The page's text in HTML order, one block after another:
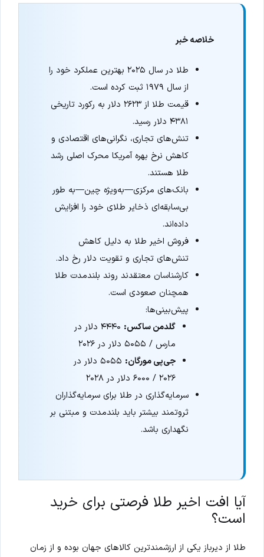
خلاصه خبر
طلا در سال ۲۰۲۵ بهترین عملکرد خود را
از سال ۱۹۷۹ ثبت کرده است.
قیمت طلا از ۲۶۲۳ دلار به رکورد تاریخی
۴۳۸۱ دلار رسید.
تنش‌های تجاری، نگرانی‌های اقتصادی و
کاهش نرخ بهره آمریکا محرک اصلی رشد
طلا هستند.
بانک‌های مرکزی—به‌ویژه چین—به طور
بی‌سابقه‌ای ذخایر طلای خود را افزایش
داده‌اند.
فروش اخیر طلا به دلیل کاهش
تنش‌های تجاری و تقویت دلار رخ داد.
کارشناسان معتقدند روند بلندمدت طلا
همچنان صعودی است.
پیش‌بینی‌ها:
گلدمن ساکس:
۴۴۴۰ دلار در
مارس / ۵۰۵۵ دلار در ۲۰۲۶
جی‌پی مورگان:
۵۰۵۵ دلار در
۲۰۲۶ / ۶۰۰۰ دلار در ۲۰۲۸
سرمایه‌گذاری در طلا برای سرمایه‌گذاران
ثروتمند بیشتر باید بلندمدت و مبتنی بر
نگهداری باشد.
آیا افت اخیر طلا فرصتی برای خرید
است؟
طلا از دیرباز یکی از ارزشمندترین کالاهای جهان بوده و از زمان